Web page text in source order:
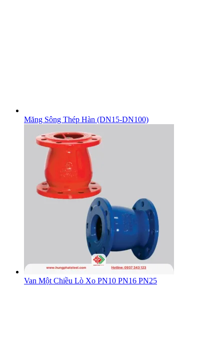
Măng Sông Thép Hàn (DN15-DN100)
Van Một Chiều Lò Xo PN10 PN16 PN25